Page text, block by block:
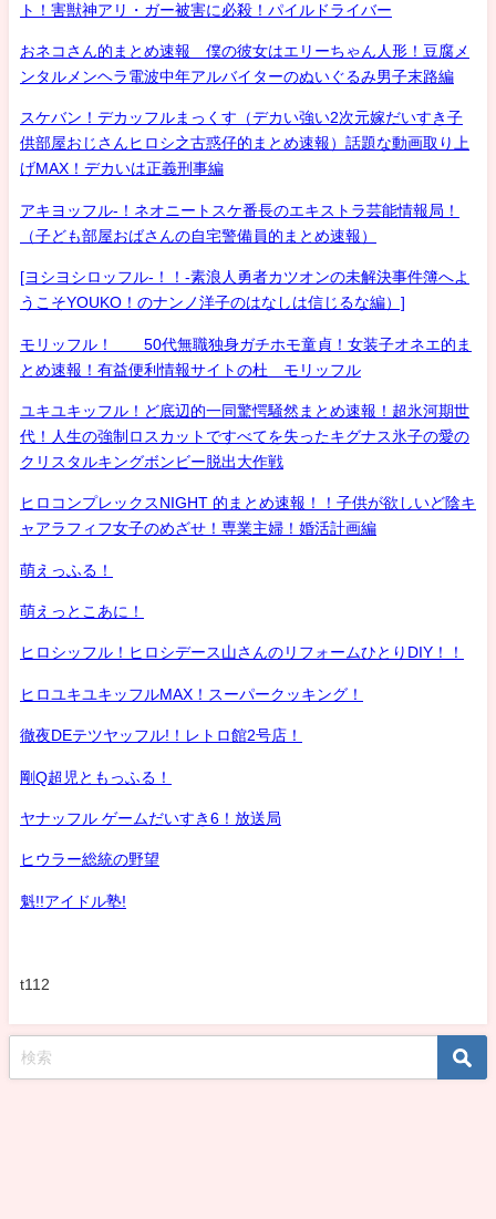
ト！害獣神アリ・ガー被害に必殺！パイルドライバー
おネコさん的まとめ速報 僕の彼女はエリーちゃん人形！豆腐メ
ンタルメンヘラ電波中年アルバイターのぬいぐるみ男子末路編
スケバン！デカッフルまっくす（デカい強い2次元嫁だいすき子
供部屋おじさんヒロシ之古惑仔的まとめ速報）話題な動画取り上
げMAX！デカいは正義刑事編
アキヨッフル-！ネオニートスケ番長のエキストラ芸能情報局！
（子ども部屋おばさんの自宅警備員的まとめ速報）
[ヨシヨシロッフル-！！-素浪人勇者カツオンの未解決事件簿へよ
うこそYOUKO！のナンノ洋子のはなしは信じるな編）]
モリッフル！ 50代無職独身ガチホモ童貞！女装子オネエ的ま
とめ速報！有益便利情報サイトの杜 モリッフル
ユキユキッフル！ど底辺的一同驚愕騒然まとめ速報！超氷河期世
代！人生の強制ロスカットですべてを失ったキグナス氷子の愛の
クリスタルキングボンビー脱出大作戦
ヒロコンプレックスNIGHT 的まとめ速報！！子供が欲しいど陰キ
ャアラフィフ女子のめざせ！専業主婦！婚活計画編
萌えっふる！
萌えっとこあに！
ヒロシッフル！ヒロシデース山さんのリフォームひとりDIY！！
ヒロユキユキッフルMAX！スーパークッキング！
徹夜DEテツヤッフル!！レトロ館2号店！
剛Q超児ともっふる！
ヤナッフル ゲームだいすき6！放送局
ヒウラー総統の野望
魁!!アイドル塾!
t112